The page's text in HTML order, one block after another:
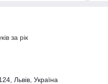
за рік
Львів, Україна